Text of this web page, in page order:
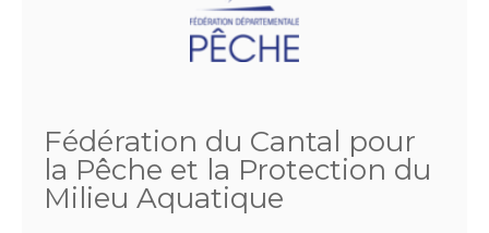
Fédération du Cantal pour
la Pêche et la Protection du
Milieu Aquatique